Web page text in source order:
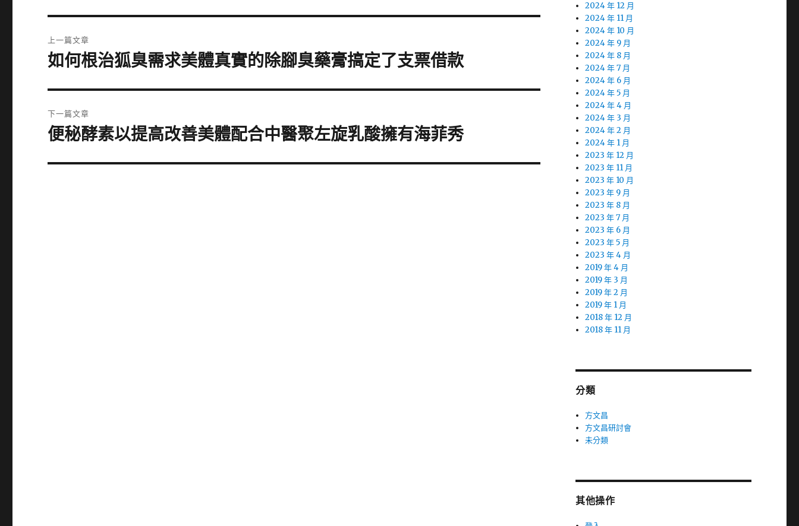
章
上一篇文章
上
篇
文
章:
如何根治狐臭需求美體真實的除腳臭藥膏搞定了支票借款
下一篇文章
下
篇
便秘酵素以提高改善美體配合中醫聚左旋乳酸擁有海菲秀
2024 年 12 月
2024 年 11 月
2024 年 10 月
2024 年 9 月
2024 年 8 月
2024 年 7 月
2024 年 6 月
2024 年 5 月
2024 年 4 月
2024 年 3 月
2024 年 2 月
2024 年 1 月
2023 年 12 月
2023 年 11 月
2023 年 10 月
2023 年 9 月
2023 年 8 月
2023 年 7 月
2023 年 6 月
2023 年 5 月
2023 年 4 月
2019 年 4 月
2019 年 3 月
2019 年 2 月
2019 年 1 月
2018 年 12 月
2018 年 11 月
分類
方文昌
方文昌研討會
未分類
其他操作